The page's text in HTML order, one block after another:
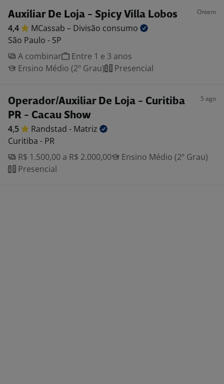
Auxiliar De Loja - Spicy Villa Lobos Ontem
4,4 MCassab – Divisão consumo
São Paulo - SP
A combinar
Entre 1 e 3 anos
Ensino Médio (2º Grau)
Presencial
Operador/Auxiliar De Loja - Curitiba
PR - Cacau Show
5 ago
4,5 Randstad - Matriz
Curitiba - PR
R$ 1.500,00 a R$ 2.000,00
Ensino Médio (2º Grau)
Presencial